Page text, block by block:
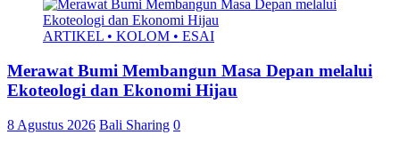
ARTIKEL • KOLOM • ESAI
Merawat Bumi Membangun Masa Depan melalui
Ekoteologi dan Ekonomi Hijau
8 Agustus 2026 Bali Sharing 0